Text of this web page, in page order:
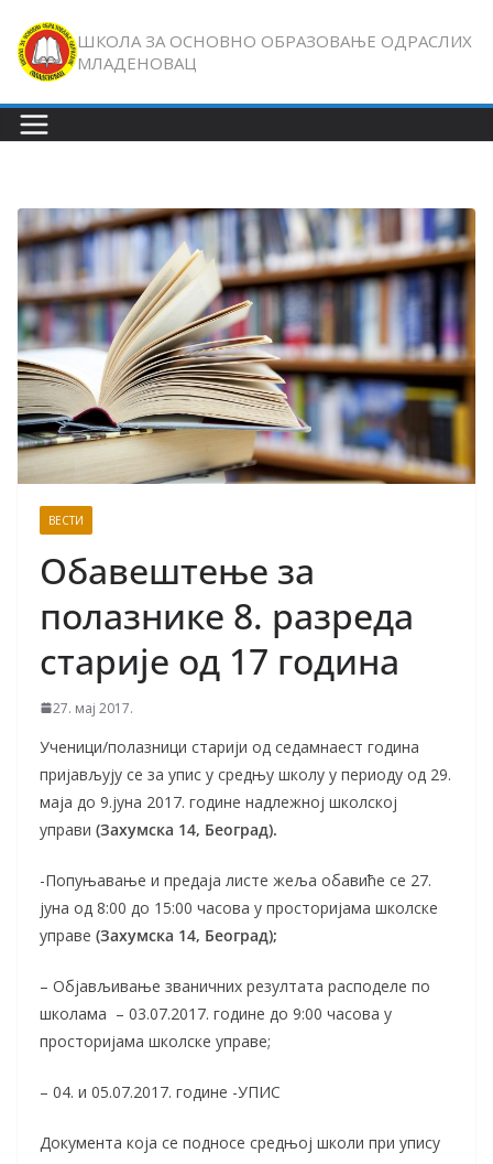
content
ШКОЛА ЗА ОСНОВНО ОБРАЗОВАЊЕ ОДРАСЛИХ
МЛАДЕНОВАЦ
ВЕСТИ
Обавештење за
полазнике 8. разреда
старије од 17 година
27. мај 2017.
Ученици/полазници старији од седамнаест година
пријављују се за упис у средњу школу у периоду од 29.
маја до 9.јуна 2017. године надлежној школској
управи (Захумска 14, Београд).
-Попуњавање и предаја листе жеља обавиће се 27.
јуна од 8:00 до 15:00 часова у просторијама школске
управе (Захумска 14, Београд);
– Објављивање званичних резултата расподеле по
школама – 03.07.2017. године до 9:00 часова у
просторијама школске управе;
– 04. и 05.07.2017. године -УПИС
Документа која се подносе средњој школи при упису